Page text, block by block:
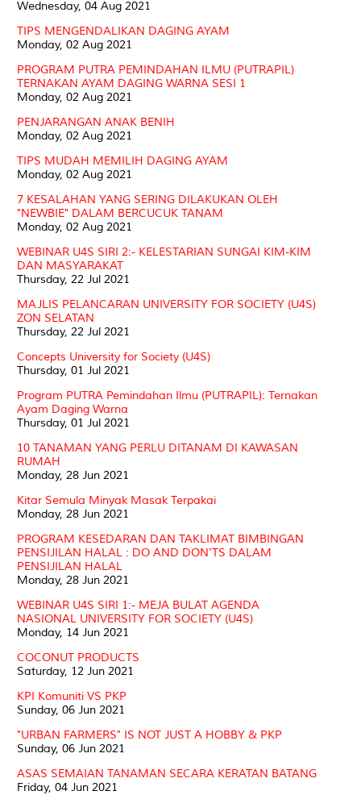
Wednesday, 04 Aug 2021
TIPS MENGENDALIKAN DAGING AYAM
Monday, 02 Aug 2021
PROGRAM PUTRA PEMINDAHAN ILMU (PUTRAPIL)
TERNAKAN AYAM DAGING WARNA SESI 1
Monday, 02 Aug 2021
PENJARANGAN ANAK BENIH
Monday, 02 Aug 2021
TIPS MUDAH MEMILIH DAGING AYAM
Monday, 02 Aug 2021
7 KESALAHAN YANG SERING DILAKUKAN OLEH
"NEWBIE" DALAM BERCUCUK TANAM
Monday, 02 Aug 2021
WEBINAR U4S SIRI 2:- KELESTARIAN SUNGAI KIM-KIM
DAN MASYARAKAT
Thursday, 22 Jul 2021
MAJLIS PELANCARAN UNIVERSITY FOR SOCIETY (U4S)
ZON SELATAN
Thursday, 22 Jul 2021
Concepts University for Society (U4S)
Thursday, 01 Jul 2021
Program PUTRA Pemindahan Ilmu (PUTRAPIL): Ternakan
Ayam Daging Warna
Thursday, 01 Jul 2021
10 TANAMAN YANG PERLU DITANAM DI KAWASAN
RUMAH
Monday, 28 Jun 2021
Kitar Semula Minyak Masak Terpakai
Monday, 28 Jun 2021
PROGRAM KESEDARAN DAN TAKLIMAT BIMBINGAN
PENSIJILAN HALAL : DO AND DON'TS DALAM
PENSIJILAN HALAL
Monday, 28 Jun 2021
WEBINAR U4S SIRI 1:- MEJA BULAT AGENDA
NASIONAL UNIVERSITY FOR SOCIETY (U4S)
Monday, 14 Jun 2021
COCONUT PRODUCTS
Saturday, 12 Jun 2021
KPI Komuniti VS PKP
Sunday, 06 Jun 2021
"URBAN FARMERS" IS NOT JUST A HOBBY & PKP
Sunday, 06 Jun 2021
ASAS SEMAIAN TANAMAN SECARA KERATAN BATANG
Friday, 04 Jun 2021